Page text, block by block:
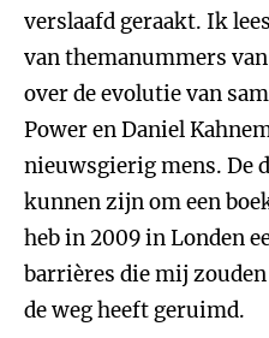
verslaafd geraakt. Ik
van themanummers
over de evolutie van
Power en Daniel
nieuwsgierig mens. De
kunnen zijn om een
heb in 2009 in Londen
barrières die mij
de weg heeft geruimd.